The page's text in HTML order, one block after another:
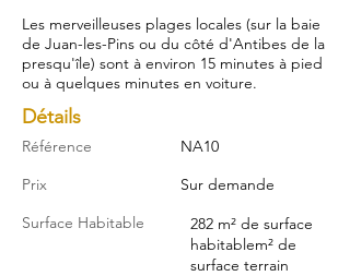
Les merveilleuses plages locales (sur la baie
de Juan-les-Pins ou du côté d'Antibes de la
presqu'île) sont à environ 15 minutes à pied
ou à quelques minutes en voiture.
Détails
Référence
NA10
Prix
Sur demande
Surface Habitable
282 m² de surface
habitablem² de
surface terrain